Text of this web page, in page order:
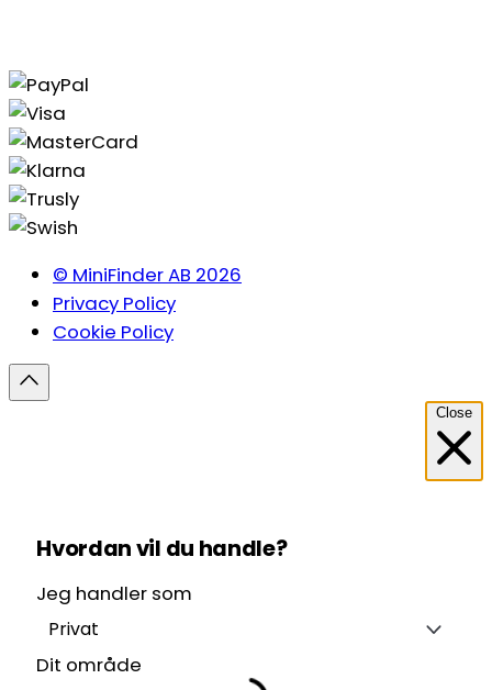
© MiniFinder AB 2026
Privacy Policy
Cookie Policy
Close
Hvordan vil du handle?
Jeg handler som
Privat
Dit område